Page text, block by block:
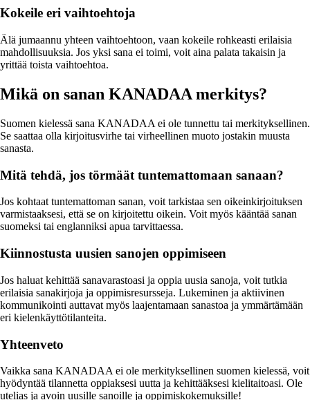
Kokeile eri vaihtoehtoja
Älä jumaannu yhteen vaihtoehtoon, vaan kokeile rohkeasti erilaisia
mahdollisuuksia. Jos yksi sana ei toimi, voit aina palata takaisin ja
yrittää toista vaihtoehtoa.
Mikä on sanan KANADAA merkitys?
Suomen kielessä sana KANADAA ei ole tunnettu tai merkityksellinen.
Se saattaa olla kirjoitusvirhe tai virheellinen muoto jostakin muusta
sanasta.
Mitä tehdä, jos törmäät tuntemattomaan sanaan?
Jos kohtaat tuntemattoman sanan, voit tarkistaa sen oikeinkirjoituksen
varmistaaksesi, että se on kirjoitettu oikein. Voit myös kääntää sanan
suomeksi tai englanniksi apua tarvittaessa.
Kiinnostusta uusien sanojen oppimiseen
Jos haluat kehittää sanavarastoasi ja oppia uusia sanoja, voit tutkia
erilaisia sanakirjoja ja oppimisresursseja. Lukeminen ja aktiivinen
kommunikointi auttavat myös laajentamaan sanastoa ja ymmärtämään
eri kielenkäyttötilanteita.
Yhteenveto
Vaikka sana KANADAA ei ole merkityksellinen suomen kielessä, voit
hyödyntää tilannetta oppiaksesi uutta ja kehittääksesi kielitaitoasi. Ole
utelias ja avoin uusille sanoille ja oppimiskokemuksille!